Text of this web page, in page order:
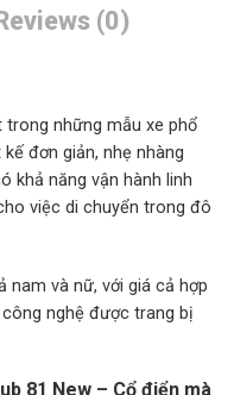
(0)
trong những mẫu xe phổ
đơn giản, nhẹ nhàng
khả năng vận hành linh
việc di chuyển trong đô
nam và nữ, với giá cả hợp
nghệ được trang bị
81 New – Cổ điển mà